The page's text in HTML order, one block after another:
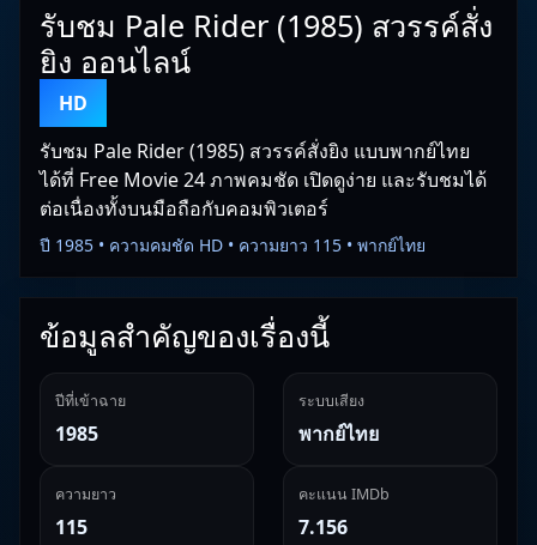
รับชม Pale Rider (1985) สวรรค์สั่ง
ยิง ออนไลน์
HD
รับชม Pale Rider (1985) สวรรค์สั่งยิง แบบพากย์ไทย
ได้ที่ Free Movie 24 ภาพคมชัด เปิดดูง่าย และรับชมได้
ต่อเนื่องทั้งบนมือถือกับคอมพิวเตอร์
ปี 1985 • ความคมชัด HD • ความยาว 115 • พากย์ไทย
ข้อมูลสำคัญของเรื่องนี้
ปีที่เข้าฉาย
1985
ระบบเสียง
พากย์ไทย
ความยาว
115
คะแนน IMDb
7.156